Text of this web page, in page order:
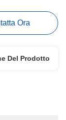
Ora
Del Prodotto